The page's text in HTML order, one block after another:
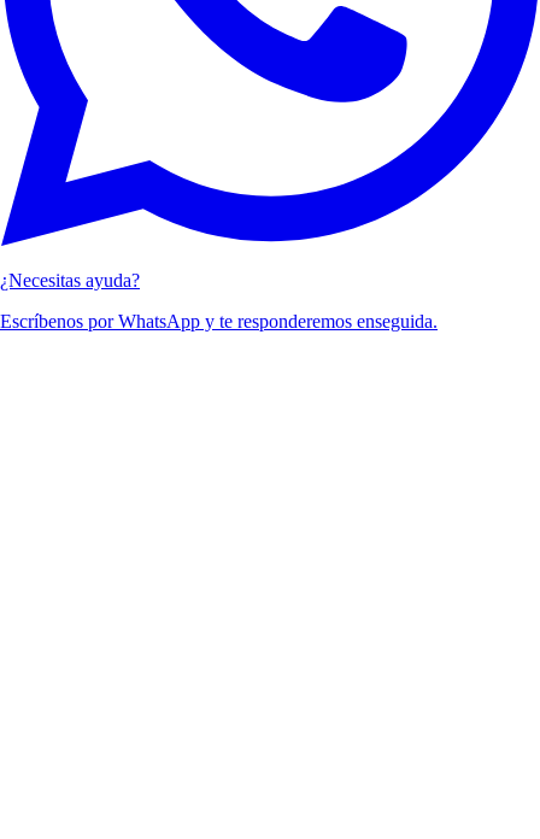
¿Necesitas ayuda?
Escríbenos por WhatsApp y te responderemos enseguida.